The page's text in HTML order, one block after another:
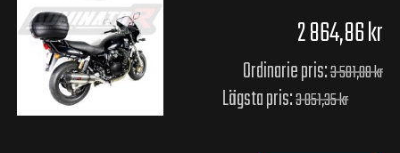
2 864,86 kr
Ordinarie pris:3 581,08 kr
Lägsta pris:3 051,35 kr